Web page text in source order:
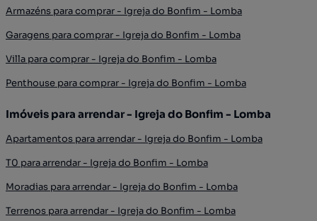
Armazéns para comprar - Igreja do Bonfim - Lomba
Garagens para comprar - Igreja do Bonfim - Lomba
Villa para comprar - Igreja do Bonfim - Lomba
Penthouse para comprar - Igreja do Bonfim - Lomba
Imóveis para arrendar - Igreja do Bonfim - Lomba
Apartamentos para arrendar - Igreja do Bonfim - Lomba
T0 para arrendar - Igreja do Bonfim - Lomba
Moradias para arrendar - Igreja do Bonfim - Lomba
Terrenos para arrendar - Igreja do Bonfim - Lomba